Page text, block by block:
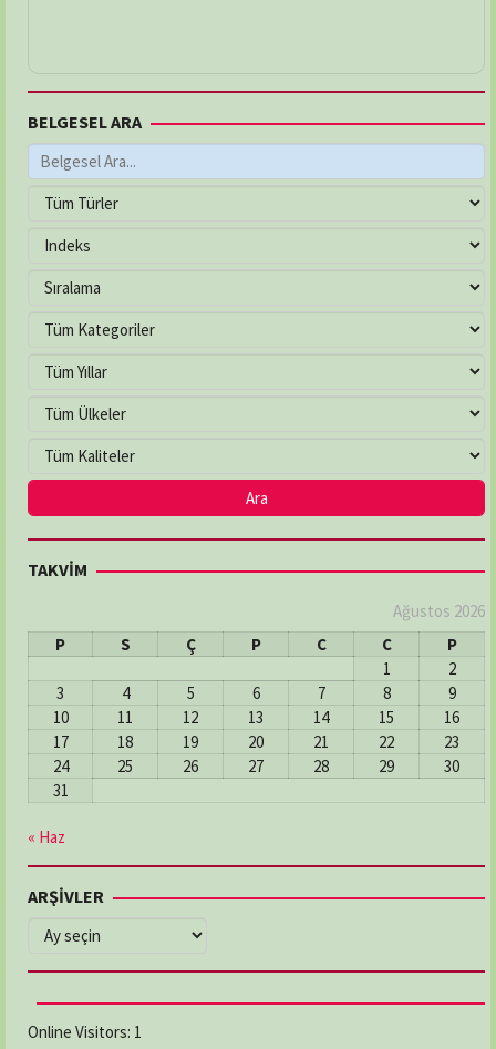
BELGESEL ARA
TAKVİM
Ağustos 2026
P
S Ç P C C
P
1
2
3
4 5 6 7 8
9
10
11 12 13 14 15
16
17
18 19 20 21 22
23
24
25 26 27 28 29
30
31
« Haz
ARŞİVLER
ARŞİVLER
Online Visitors: 1